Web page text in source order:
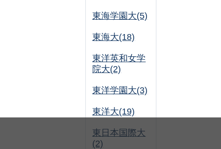
東海学園大(5)
東海大(18)
東洋英和女学
院大(2)
東洋学園大(3)
東洋大(19)
東日本国際大
(2)